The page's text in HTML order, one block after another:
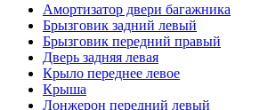
Амортизатор двери багажника
Брызговик задний левый
Брызговик передний правый
Дверь задняя левая
Крыло переднее левое
Крыша
Лонжерон передний левый